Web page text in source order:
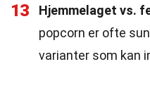
13 Hjemmelaget vs.
popcorn er ofte
varianter som kan